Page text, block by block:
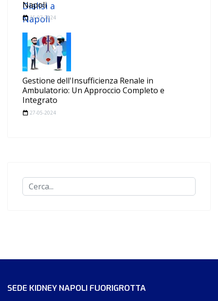
Napoli
15-07-2024
Gestione dell'Insufficienza Renale in
Ambulatorio: Un Approccio Completo e
Integrato
27-05-2024
Cerca...
SEDE KIDNEY NAPOLI FUORIGROTTA